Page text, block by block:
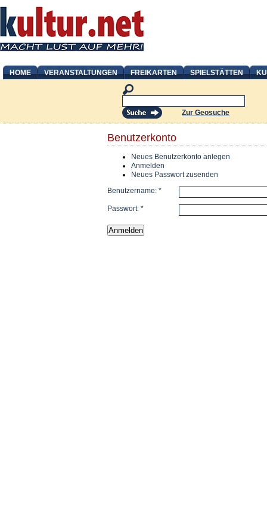
HOME VERANSTALTUNGEN FREIKARTEN SPIELSTÄTTEN
Zur Geosuche
Benutzerkonto
Neues Benutzerkonto anlegen
Anmelden
Neues Passwort zusenden
Benutzername: *
Passwort: *